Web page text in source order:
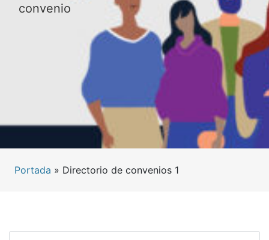
convenio
Portada » Directorio de convenios 1